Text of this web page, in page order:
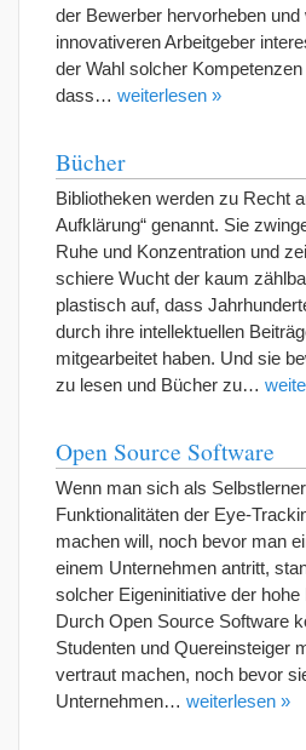
der Bewerber hervorheben und
innovativeren Arbeitgeber
der Wahl solcher
dass… weiterlesen »
Bücher
Bibliotheken werden zu Recht
Aufklärung“ genannt. Sie
Ruhe und Konzentration und
schiere Wucht der kaum
plastisch auf, dass
durch ihre intellektuellen
mitgearbeitet haben. Und sie
zu lesen und Bücher zu…
Open Source Software
Wenn man sich als
Funktionalitäten der Eye-
machen will, noch bevor man
einem Unternehmen antritt,
solcher Eigeninitiative der hohe
Durch Open Source Software
Studenten und Quereinsteiger
vertraut machen, noch bevor
Unternehmen… weiterlesen »